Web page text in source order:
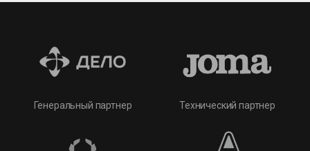
Генеральный партнер Технический партнер